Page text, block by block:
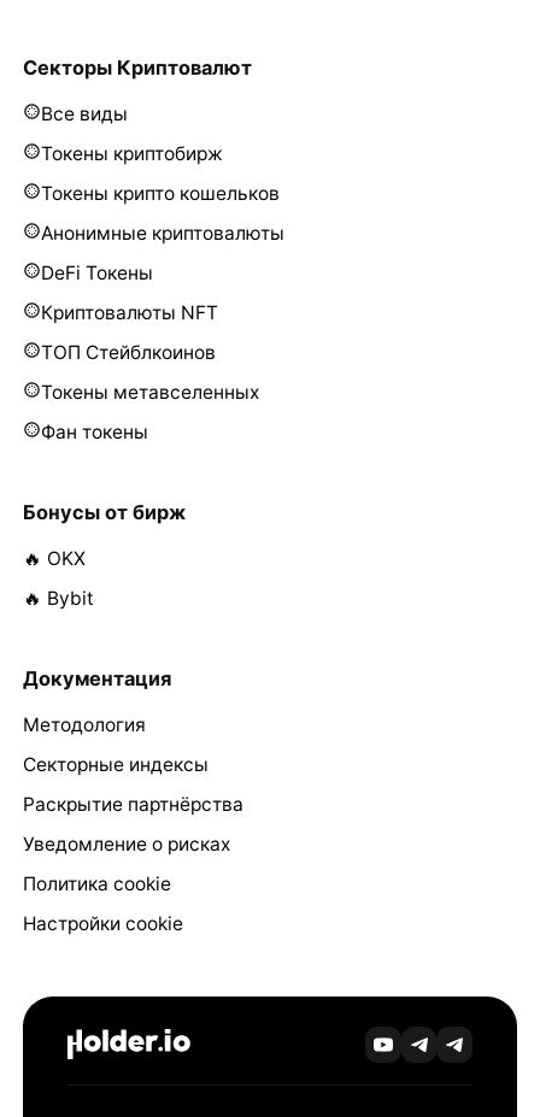
Секторы Криптовалют
Все виды
Токены криптобирж
Токены крипто кошельков
Анонимные криптовалюты
DeFi Токены
Криптовалюты NFT
ТОП Стейблкоинов
Токены метавселенных
Фан токены
Бонусы от бирж
🔥 OKX
🔥 Bybit
Документация
Методология
Секторные индексы
Раскрытие партнёрства
Уведомление о рисках
Политика cookie
Настройки cookie